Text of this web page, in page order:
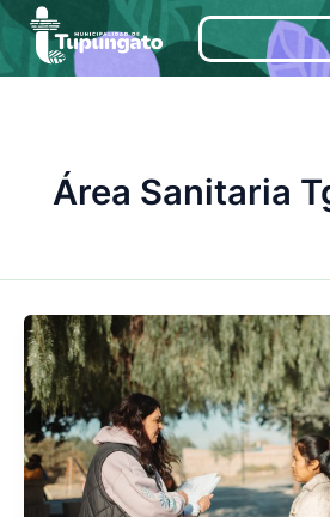
Ir
contenido
Área Sanitaria